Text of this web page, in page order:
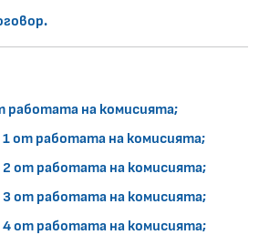
работата на комисията;
от работата на комисията;
от работата на комисията;
от работата на комисията;
от работата на комисията;